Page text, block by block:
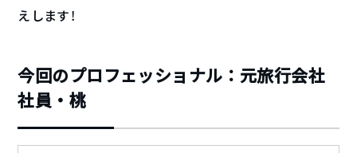
えします！
今回のプロフェッショナル：元旅行会社
社員・桃